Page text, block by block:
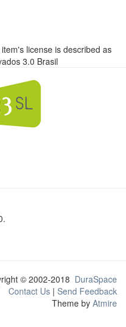
license is described as
3.0 Brasil
© 2002-2018 DuraSpace
Contact Us | Send Feedback
Theme by Atmire